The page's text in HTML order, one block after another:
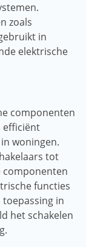
zoals
in
elektrische
componenten
efficiënt
woningen.
tot
componenten
functies
in
het schakelen